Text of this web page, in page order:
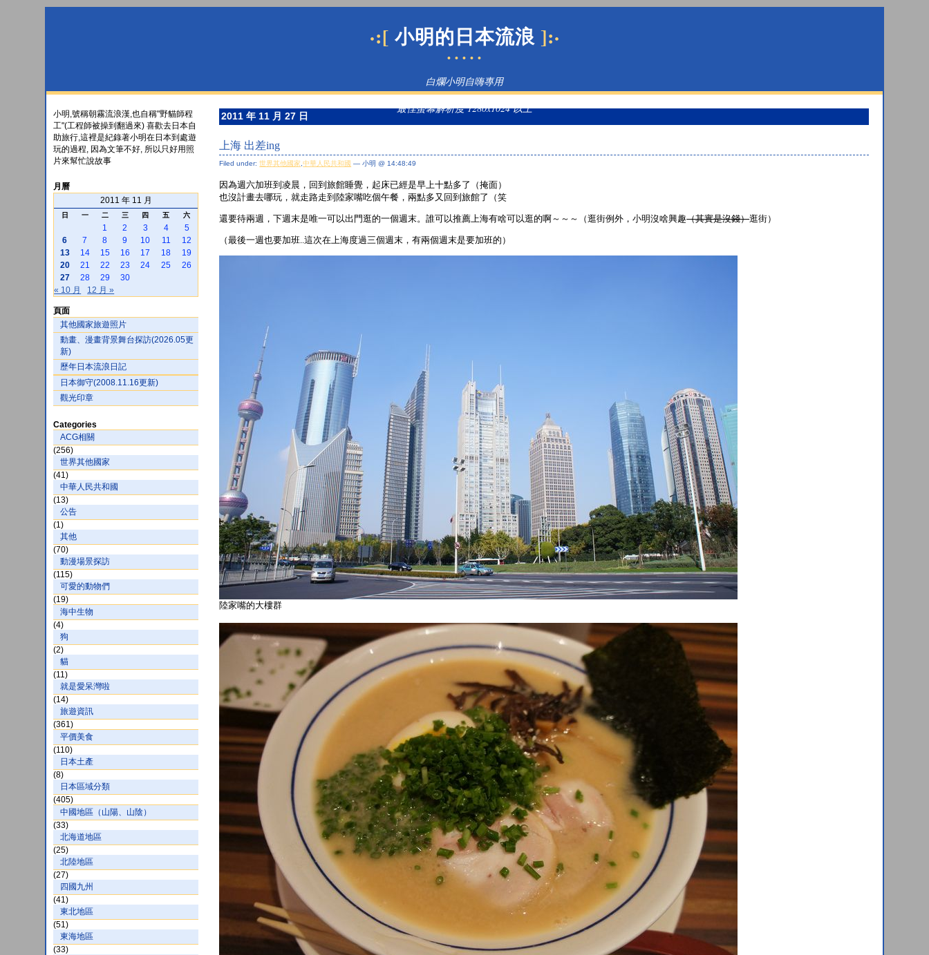
·:[ 小明的日本流浪]:·
• • • • •
白爛小明自嗨專用
最佳螢幕解析度 1280x1024 以上
小明,號稱朝霧流浪漢,也自稱"野貓師程
工"(工程師被操到翻過來) 喜歡去日本自
助旅行,這裡是紀錄著小明在日本到處遊
玩的過程, 因為文筆不好, 所以只好用照
片來幫忙說故事
月曆
2011 年 11 月
日 一 二 三 四 五 六
1 2 3 4
5
6
7 8 9 10 11
12
13
14 15 16 17 18
19
20
21 22 23 24 25
26
27
28 29
30
« 10 月
12 月 »
頁面
其他國家旅遊照片
動畫、漫畫背景舞台探訪(2026.05更
新)
歷年日本流浪日記
日本御守(2008.11.16更新)
觀光印章
Categories
ACG相關
(256)
世界其他國家
(41)
中華人民共和國
(13)
公告
(1)
其他
(70)
動漫場景探訪
(115)
可愛的動物們
(19)
海中生物
(4)
狗
(2)
貓
(11)
就是愛呆灣啦
(14)
旅遊資訊
(361)
平價美食
(110)
日本土產
(8)
日本區域分類
(405)
中國地區（山陽、山陰）
(33)
北海道地區
(25)
北陸地區
(27)
四國九州
(41)
東北地區
(51)
東海地區
(33)
2011 年 11 月 27 日
上海 出差ing
Filed under:世界其他國家 ,中華人民共和國 — 小明 @ 14:48:49
因為週六加班到凌晨，回到旅館睡覺，起床已經是早上十點多了（掩面）
也沒計畫去哪玩，就走路走到陸家嘴吃個午餐，兩點多又回到旅館了（笑
還要待兩週，下週末是唯一可以出門逛的一個週末。誰可以推薦上海有啥可以逛的啊～～～（逛街例外，小明沒啥興趣（其實是沒錢）逛街）
（最後一週也要加班..這次在上海度過三個週末，有兩個週末是要加班的）
陸家嘴的大樓群